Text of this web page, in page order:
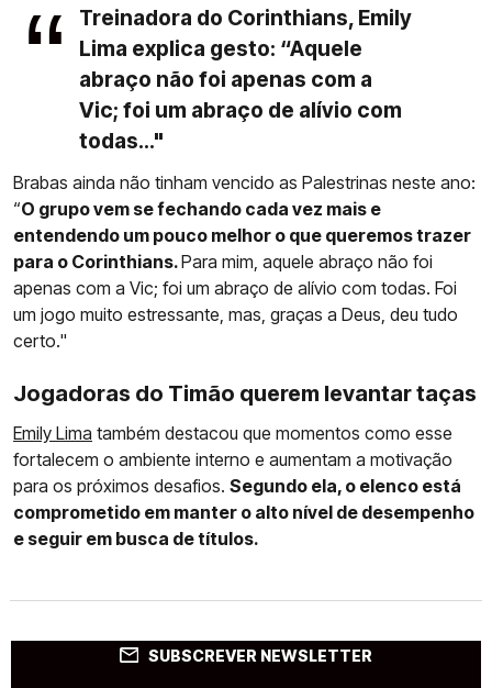
Treinadora do Corinthians, Emily
Lima explica gesto: “Aquele
abraço não foi apenas com a
Vic; foi um abraço de alívio com
todas..."
Brabas ainda não tinham vencido as Palestrinas neste ano:
“O grupo vem se fechando cada vez mais e
entendendo um pouco melhor o que queremos trazer
para o Corinthians.Para mim, aquele abraço não foi
apenas com a Vic; foi um abraço de alívio com todas. Foi
um jogo muito estressante, mas, graças a Deus, deu tudo
certo."
Jogadoras do Timão querem levantar taças
Emily Lima também destacou que momentos como esse
fortalecem o ambiente interno e aumentam a motivação
para os próximos desafios. Segundo ela, o elenco está
comprometido em manter o alto nível de desempenho
e seguir em busca de títulos.
SUBSCREVER NEWSLETTER